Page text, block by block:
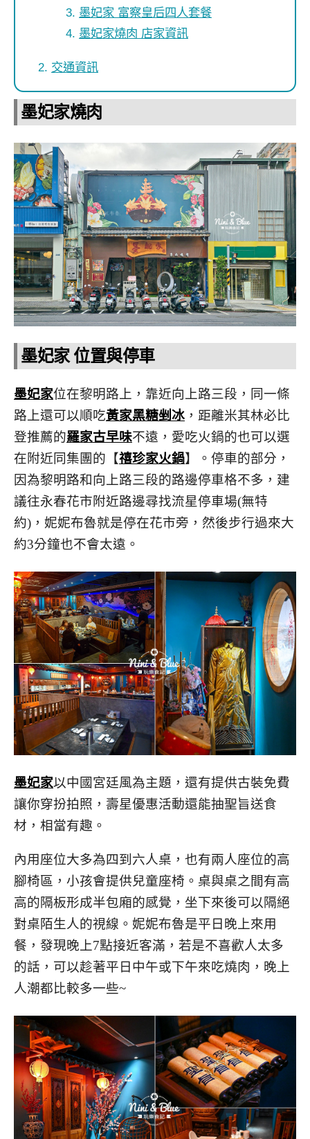
墨妃家 富察皇后四人套餐
墨妃家燒肉 店家資訊
交通資訊
墨妃家燒肉
墨妃家 位置與停車
墨妃家位在黎明路上，靠近向上路三段，同一條
路上還可以順吃黃家黑糖剉冰 ，距離米其林必比
登推薦的羅家古早味不遠，愛吃火鍋的也可以選
在附近同集團的【禧珍家火鍋】。停車的部分，
因為黎明路和向上路三段的路邊停車格不多，建
議往永春花市附近路邊尋找流星停車場(無特
約)，妮妮布魯就是停在花市旁，然後步行過來大
約3分鐘也不會太遠。
墨妃家以中國宮廷風為主題，還有提供古裝免費
讓你穿扮拍照，壽星優惠活動還能抽聖旨送食
材，相當有趣。
內用座位大多為四到六人桌，也有兩人座位的高
腳椅區，小孩會提供兒童座椅。桌與桌之間有高
高的隔板形成半包廂的感覺，坐下來後可以隔絕
對桌陌生人的視線。妮妮布魯是平日晚上來用
餐，發現晚上7點接近客滿，若是不喜歡人太多
的話，可以趁著平日中午或下午來吃燒肉，晚上
人潮都比較多一些~